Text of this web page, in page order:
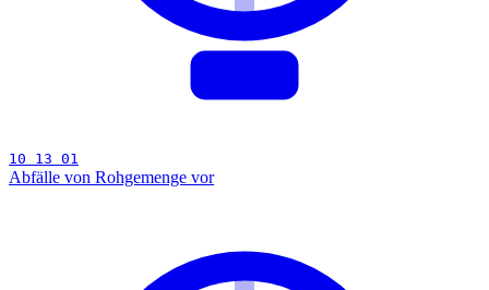
10 13 01
Abfälle von Rohgemenge vor